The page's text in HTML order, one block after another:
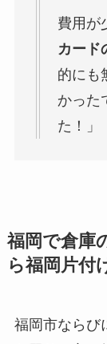
費用が
カード
的にも
かった
た！」
福岡で倉庫
ら福岡片付
福岡市ならび